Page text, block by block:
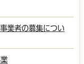
業者の募集につい